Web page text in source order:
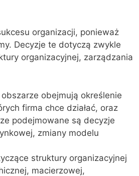
organizacji, ponieważ
Decyzje te dotyczą zwykle
organizacyjnej, zarządzania
obejmują określenie
firma chce działać, oraz
podejmowane są decyzje
zmiany modelu
struktury organizacyjnej
macierzowej,